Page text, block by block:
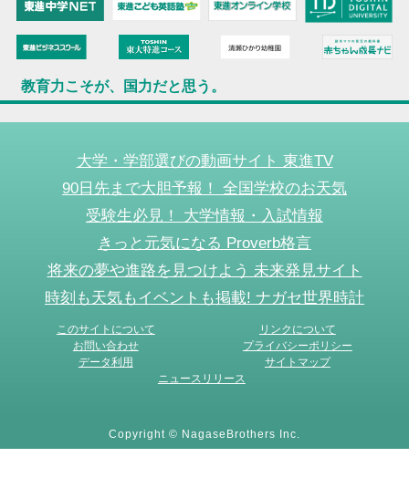
教育力こそが、国力だと思う。
大学・学部選びの動画サイト 東進TV
90日先まで大胆予報！ 全国学校のお天気
受験生必見！ 大学情報・入試情報
きっと元気になる Proverb格言
将来の夢や進路を見つけよう 未来発見サイト
時刻も天気もイベントも掲載! ナガセ世界時計
このサイトについて
リンクについて
お問い合わせ
プライバシーポリシー
データ利用
サイトマップ
ニュースリリース
Copyright © NagaseBrothers Inc.